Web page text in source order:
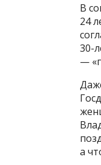
В
24
30-
—
а